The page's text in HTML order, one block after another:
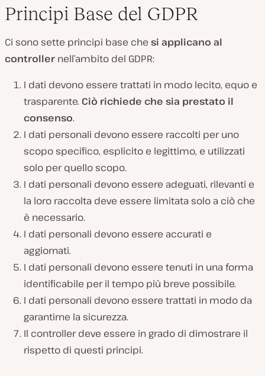
Principi Base del GDPR
Ci sono sette principi base che si applicano al
controller nell’ambito del GDPR:
I dati devono essere trattati in modo lecito, equo e
trasparente. Ciò richiede che sia prestato il
consenso.
I dati personali devono essere raccolti per uno
scopo specifico, esplicito e legittimo, e utilizzati
solo per quello scopo.
I dati personali devono essere adeguati, rilevanti e
la loro raccolta deve essere limitata solo a ciò che
è necessario.
I dati personali devono essere accurati e
aggiornati.
I dati personali devono essere tenuti in una forma
identificabile per il tempo più breve possibile.
I dati personali devono essere trattati in modo da
garantirne la sicurezza.
Il controller deve essere in grado di dimostrare il
rispetto di questi principi.